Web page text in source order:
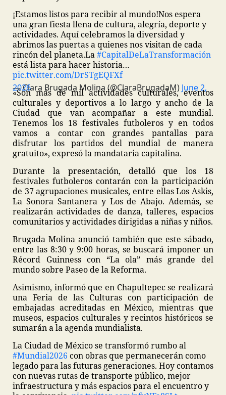
¡Estamos listos para recibir al mundo!Nos espera
una gran fiesta llena de cultura, alegría, deporte y
actividades. Aquí celebramos la diversidad y
abrimos las puertas a quienes nos visitan de cada
rincón del planeta.La#CapitalDeLaTransformación
está lista para hacer historia…
pic.twitter.com/DrSTgEQFXf
— Clara Brugada Molina (@ClaraBrugadaM)
June 2, 2026
«Son más de mil actividades culturales, eventos
culturales y deportivos a lo largo y ancho de la
Ciudad que van acompañar a este mundial.
Tenemos los 18 festivales futboleros y en todos
vamos a contar con grandes pantallas para
disfrutar los partidos del mundial de manera
gratuito», expresó la mandataria capitalina.
Durante la presentación, detalló que los 18
festivales futboleros contarán con la participación
de 37 agrupaciones musicales, entre ellas Los Askis,
La Sonora Santanera y Los de Abajo. Además, se
realizarán actividades de danza, talleres, espacios
comunitarios y actividades dirigidas a niñas y niños.
Brugada Molina anunció también que este sábado,
entre las 8:30 y 9:00 horas, se buscará imponer un
Récord Guinness con “La ola” más grande del
mundo sobre Paseo de la Reforma.
Asimismo, informó que en Chapultepec se realizará
una Feria de las Culturas con participación de
embajadas acreditadas en México, mientras que
museos, espacios culturales y recintos históricos se
sumarán a la agenda mundialista.
La Ciudad de México se transformó rumbo al
#Mundial2026 con obras que permanecerán como
legado para las futuras generaciones. Hoy contamos
con nuevas rutas de transporte público, mejor
infraestructura y más espacios para el encuentro y